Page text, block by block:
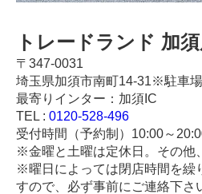
トレードランド 加
〒347-0031
埼玉県加須市南町14-31※駐車
最寄りインター：加須IC
TEL : 0120-528-496
受付時間（予約制）10:00～
※金曜と土曜は定休日。その他
※曜日によっては閉店時間を繰
すので、必ず事前にご連絡下さ